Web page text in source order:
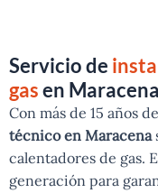
Servicio de
gasen Maracena
Con más de 15 años
técnico en Maracena
calentadores de gas.
generación para